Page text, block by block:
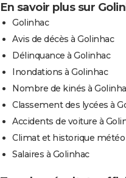
En savoir plus sur
Golinhac
Avis de décès à Golinhac
Délinquance à Golinhac
Inondations à Golinhac
Nombre de kinés à
Classement des lycées à
Accidents de voiture à
Climat et historique météo
Salaires à Golinhac